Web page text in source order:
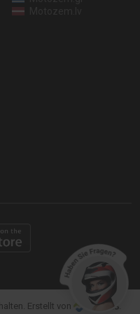
Erstellt von